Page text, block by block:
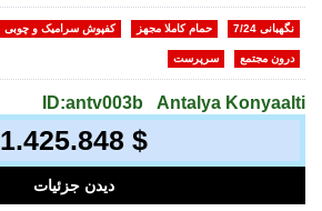
کفپوش سرامیک و چوبی حمام کاملا مجهز نگهبانی 7/24
سرپرست درون مجتمع
ID:antv003b Antalya Konyaalti
1.425.848 $
دیدن جزئیات